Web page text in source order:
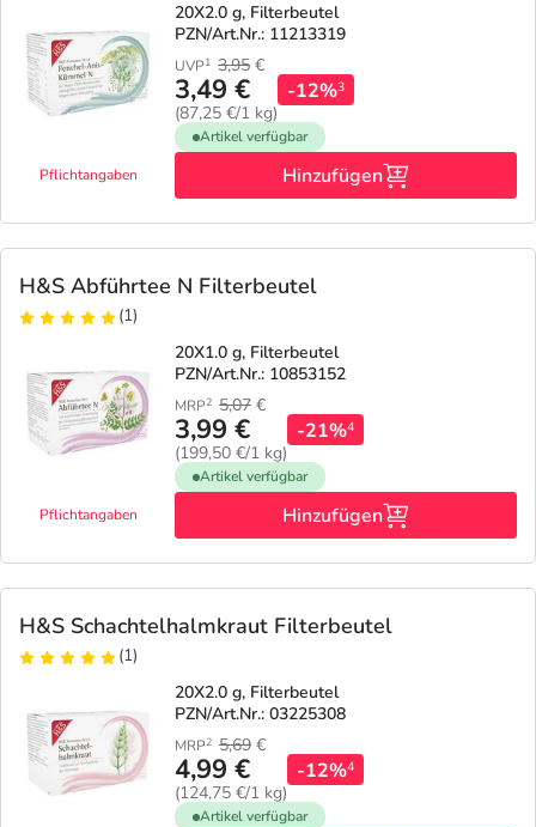
Pflichtangaben
20X2.0 g, Filterbeutel
PZN/Art.Nr.: 11213319
UVP1 3,95 €
3,49 €
(87,25 €/1 kg)
-12%3
Artikel verfügbar
Hinzufügen
H&S Abführtee N Filterbeutel
(1)
Pflichtangaben
20X1.0 g, Filterbeutel
PZN/Art.Nr.: 10853152
MRP2 5,07 €
3,99 €
(199,50 €/1 kg)
-21%4
Artikel verfügbar
Hinzufügen
H&S Schachtelhalmkraut Filterbeutel
(1)
20X2.0 g, Filterbeutel
PZN/Art.Nr.: 03225308
MRP2 5,69 €
4,99 €
(124,75 €/1 kg)
-12%4
Artikel verfügbar